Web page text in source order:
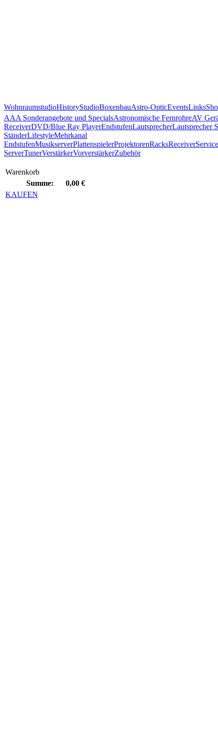
WohnraumstudioHistoryStudioBoxenbauAstro-OpticEventsLinks
AAA Sonderangebote und SpecialsAstronomische FernrohreAV
ReceiverDVD/Blue Ray PlayerEndstufenLautsprecherLautsprecher
StänderLifestyleMehrkanal
EndstufenMusikserverPlattenspielerProjektorenRacksReceiverService
ServerTunerVerstärkerVorverstärkerZubehör
Warenkorb
Summe:
0,00 €
KAUFEN